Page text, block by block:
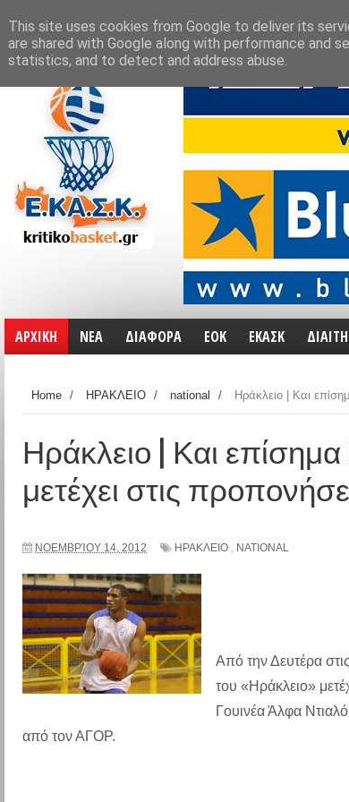
ΑΡΧΙΚΗ ΝΕΑ ΔΙΑΦΟΡΑ ΕΟΚ ΕΚΑΣΚ
Home / ΗΡΑΚΛΕΙΟ / national / Ηράκλειο | Και
Ηράκλειο | Και
μετέχει στις
ΝΟΕΜΒΡΊΟΥ 14, 2012 ΗΡΑΚΛΕΙΟ , NATIONAL
Από την Δευτέρα
του «Ηράκλειο»
Γουινέα Άλφα
από τον ΑΓΟΡ.
This site uses cookies from Google to deliver its
are shared with Google along with performance and
statistics, and to detect and address abuse.